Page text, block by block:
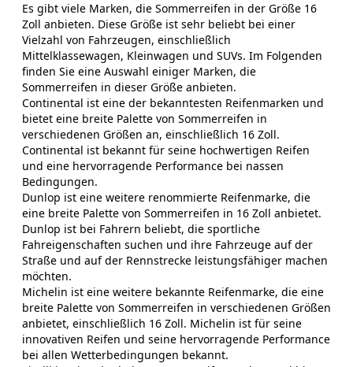
Es gibt viele Marken, die Sommerreifen in der Größe 16
Zoll anbieten. Diese Größe ist sehr beliebt bei einer
Vielzahl von Fahrzeugen, einschließlich
Mittelklassewagen, Kleinwagen und SUVs. Im Folgenden
finden Sie eine Auswahl einiger Marken, die
Sommerreifen in dieser Größe anbieten.
Continental ist eine der bekanntesten Reifenmarken und
bietet eine breite Palette von Sommerreifen in
verschiedenen Größen an, einschließlich 16 Zoll.
Continental ist bekannt für seine hochwertigen Reifen
und eine hervorragende Performance bei nassen
Bedingungen.
Dunlop ist eine weitere renommierte Reifenmarke, die
eine breite Palette von Sommerreifen in 16 Zoll anbietet.
Dunlop ist bei Fahrern beliebt, die sportliche
Fahreigenschaften suchen und ihre Fahrzeuge auf der
Straße und auf der Rennstrecke leistungsfähiger machen
möchten.
Michelin ist eine weitere bekannte Reifenmarke, die eine
breite Palette von Sommerreifen in verschiedenen Größen
anbietet, einschließlich 16 Zoll. Michelin ist für seine
innovativen Reifen und seine hervorragende Performance
bei allen Wetterbedingungen bekannt.